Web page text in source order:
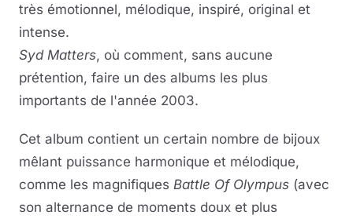
très émotionnel, mélodique, inspiré, original et
intense.
Syd Matters, où comment, sans aucune
prétention, faire un des albums les plus
importants de l'année 2003.
Cet album contient un certain nombre de bijoux
mêlant puissance harmonique et mélodique,
comme les magnifiques Battle Of Olympus (avec
son alternance de moments doux et plus